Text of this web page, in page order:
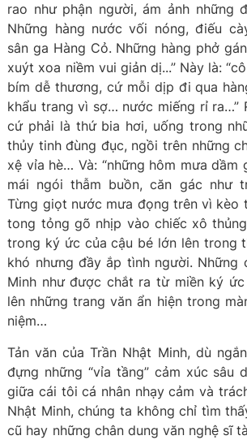
rao như phận người, ám ảnh những
Những hàng nước vối nóng, điếu
sân ga Hàng Cỏ. Những hàng phở
xuýt xoa niềm vui giản dị...” Này là:
bím dễ thương, cứ mỗi dịp đi qua
khẩu trang vì sợ… nước miếng rỉ ra…”
cứ phải là thứ bia hơi, uống trong
thủy tinh đùng đục, ngồi trên những
xệ vỉa hè… Và: “những hôm mưa dầm
mái ngói thẫm buồn, căn gác như
Từng giọt nước mưa đọng trên vì kèo
tong tỏng gõ nhịp vào chiếc xô
trong ký ức của cậu bé lớn lên trong
khó nhưng đầy ắp tình người. Những
Minh như được chắt ra từ miền ký
lên những trang văn ẩn hiện trong
niệm…
Tản văn của Trần Nhật Minh, dù
đựng những “vỉa tầng” cảm xúc sâu
giữa cái tôi cá nhân nhạy cảm và
Nhật Minh, chúng ta không chỉ tìm
cũ hay những chân dung văn nghệ sĩ